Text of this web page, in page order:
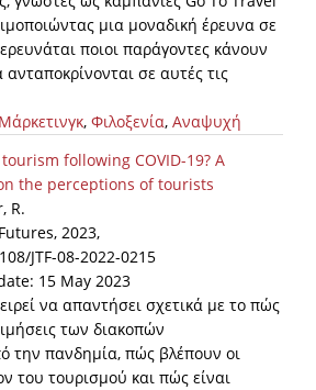
& Technology" magazine
μια μοναδική έρευνα σε
ποιοι παράγοντες κάνουν
σε αυτές τις
Μάρκετινγκ, Φιλοξενία, Αναψυχή
following COVID-19? A
the perceptions of tourists
R.
2023,
JTF-08-2022-0215
15 May 2023
να απαντήσει σχετικά με το πώς
των διακοπών
την πανδημία, πώς βλέπουν οι
του τουρισμού και πώς είναι